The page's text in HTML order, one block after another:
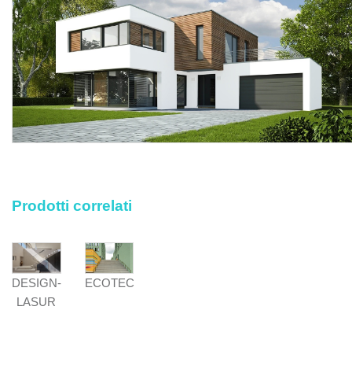
all'ultimazione lavori, tutte le prestazioni e
somministrazioni occorrenti fino al collaudo finale, i
materiali accessori e di consumo, la minuteria e gli sfridi
senza che questi vengano compensati a parte, gli oneri per
le preventive prove di qualità di tutti i materiali forniti, la
consegna completa della documentazione tecnica del
prodotto, le opere provvisionali, la pulizia dell'area oggetto
dell'intervento con l'asportazione di detriti e materiale di
corrispettivi per diritti di discarica, nonché ogni altra
Prodotti correlati
DESIGN-
LASUR
ECOTEC